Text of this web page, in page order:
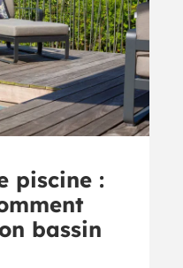
piscine :
bassin